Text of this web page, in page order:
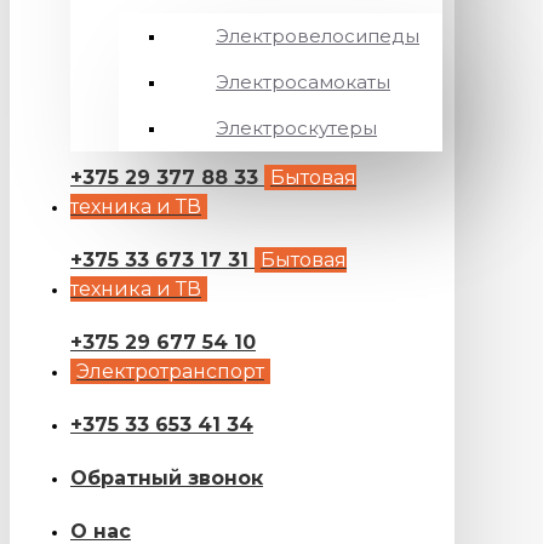
Электровелосипеды
Электросамокаты
Электроскутеры
+375 29 377 88 33 Бытовая
техника и ТВ
+375 33 673 17 31
Бытовая
техника и ТВ
+375 29 677 54 10
Электротранспорт
+375 33 653 41 34
Обратный звонок
О нас